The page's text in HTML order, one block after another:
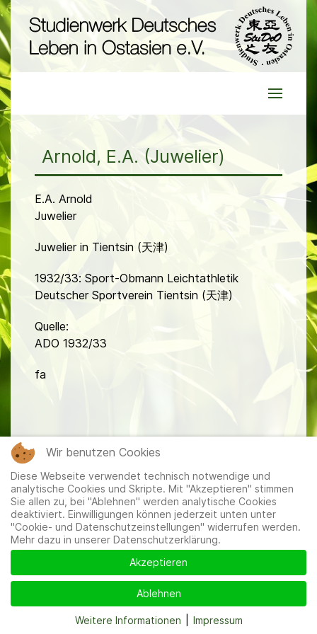
Arnold, E.A. (Juwelier)
E.A. Arnold
Juwelier
Juwelier in Tientsin (天津)
1932/33: Sport-Obmann Leichtathletik
Deutscher Sportverein Tientsin (天津)
Quelle:
ADO 1932/33
fa
Mitglieder| Impressum| Datenschutzerklärung|Cookie-
und Datenschutzeinstellungen
Wir benutzen Cookies
Diese Webseite verwendet technisch notwendige und
analytische Cookies und Skripte. Mit "Akzeptieren" stimmen
Sie allen zu, bei "Ablehnen" werden analytische Cookies
deaktiviert. Einwilligungen können jederzeit unten unter
"Cookie- und Datenschutzeinstellungen" widerrufen werden.
Mehr dazu in unserer Datenschutzerklärung.
Akzeptieren
Ablehnen
Weitere Informationen Impressum